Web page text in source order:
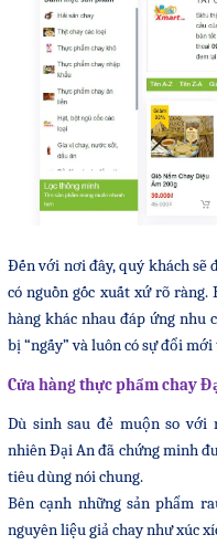
Đến với nơi đây, quý khách sẽ
có nguồn gốc xuất xứ rõ
hàng khác nhau đáp ứng nhu
bị “ngấy” và luôn có sự đổi
Cửa hàng thực phẩm chay
Dù sinh sau đẻ muộn so với
nhiên Đại An đã chứng minh
tiêu dùng nói chung.
Bên cạnh những sản phẩm
nguyên liệu giả chay như xúc